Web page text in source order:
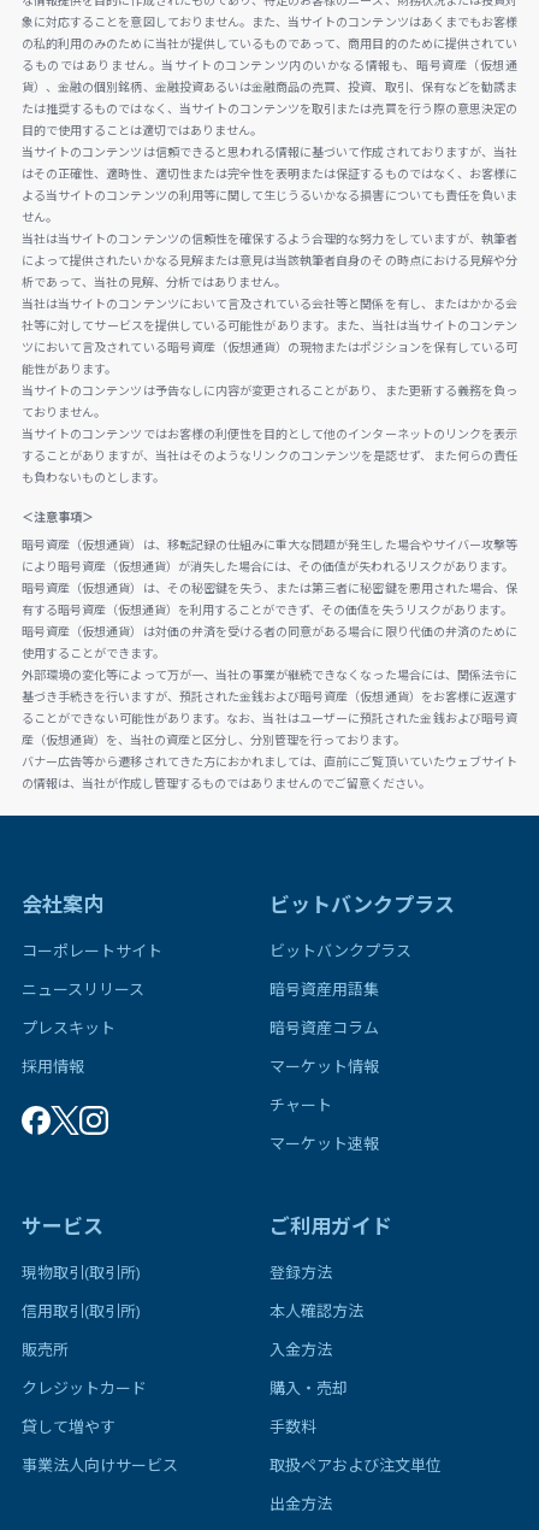
象に対応することを意図しておりません。また、当サイトのコンテンツはあくまでもお客様
の私的利用のみのために当社が提供しているものであって、商用目的のために提供されてい
るものではありません。当サイトのコンテンツ内のいかなる情報も、暗号資産（仮想通
貨）、金融の個別銘柄、金融投資あるいは金融商品の売買、投資、取引、保有などを勧誘ま
たは推奨するものではなく、当サイトのコンテンツを取引または売買を行う際の意思決定の
目的で使用することは適切ではありません。
当サイトのコンテンツは信頼できると思われる情報に基づいて作成されておりますが、当社
はその正確性、適時性、適切性または完全性を表明または保証するものではなく、お客様に
よる当サイトのコンテンツの利用等に関して生じうるいかなる損害についても責任を負いま
せん。
当社は当サイトのコンテンツの信頼性を確保するよう合理的な努力をしていますが、執筆者
によって提供されたいかなる見解または意見は当該執筆者自身のその時点における見解や分
析であって、当社の見解、分析ではありません。
当社は当サイトのコンテンツにおいて言及されている会社等と関係を有し、またはかかる会
社等に対してサービスを提供している可能性があります。また、当社は当サイトのコンテン
ツにおいて言及されている暗号資産（仮想通貨）の現物またはポジションを保有している可
能性があります。
当サイトのコンテンツは予告なしに内容が変更されることがあり、また更新する義務を負っ
ておりません。
当サイトのコンテンツではお客様の利便性を目的として他のインターネットのリンクを表示
することがありますが、当社はそのようなリンクのコンテンツを是認せず、また何らの責任
も負わないものとします。
＜注意事項＞
暗号資産（仮想通貨）は、移転記録の仕組みに重大な問題が発生した場合やサイバー攻撃等
により暗号資産（仮想通貨）が消失した場合には、その価値が失われるリスクがあります。
暗号資産（仮想通貨）は、その秘密鍵を失う、または第三者に秘密鍵を悪用された場合、保
有する暗号資産（仮想通貨）を利用することができず、その価値を失うリスクがあります。
暗号資産（仮想通貨）は対価の弁済を受ける者の同意がある場合に限り代価の弁済のために
使用することができます。
外部環境の変化等によって万が一、当社の事業が継続できなくなった場合には、関係法令に
基づき手続きを行いますが、預託された金銭および暗号資産（仮想通貨）をお客様に返還す
ることができない可能性があります。なお、当社はユーザーに預託された金銭および暗号資
産（仮想通貨）を、当社の資産と区分し、分別管理を行っております。
バナー広告等から遷移されてきた方におかれましては、直前にご覧頂いていたウェブサイト
の情報は、当社が作成し管理するものではありませんのでご留意ください。
会社案内
コーポレートサイト
ニュースリリース
プレスキット
採用情報
ビットバンクプラス
ビットバンクプラス
暗号資産用語集
暗号資産コラム
マーケット情報
チャート
マーケット速報
サービス
現物取引(取引所)
信用取引(取引所)
販売所
クレジットカード
貸して増やす
事業法人向けサービス
ご利用ガイド
登録方法
本人確認方法
入金方法
購入・売却
手数料
取扱ペアおよび注文単位
出金方法